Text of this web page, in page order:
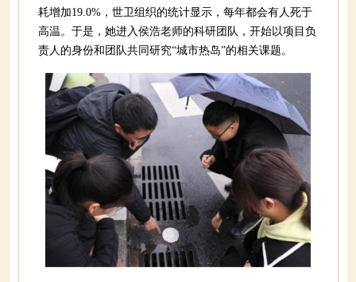
耗增加19.0%，世卫组织的统计显示，每年都会有人死于
高温。于是，她进入侯浩老师的科研团队，开始以项目负
责人的身份和团队共同研究“城市热岛”的相关课题。